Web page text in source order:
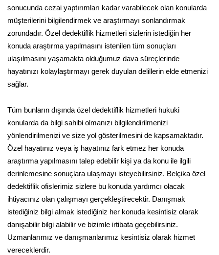
sonucunda cezai yaptırımları kadar varabilecek olan konularda
müşterilerini bilgilendirmek ve araştırmayı sonlandırmak
zorundadır. Özel dedektiflik hizmetleri sizlerin istediğin her
konuda araştırma yapılmasını istenilen tüm sonuçları
ulaşılmasını yaşamakta olduğumuz dava süreçlerinde
hayatınızı kolaylaştırmayı gerek duyulan delillerin elde etmenizi
sağlar.
Tüm bunların dışında özel dedektiflik hizmetleri hukuki
konularda da bilgi sahibi olmanızı bilgilendirilmenizi
yönlendirilmenizi ve size yol gösterilmesini de kapsamaktadır.
Özel hayatınız veya iş hayatınız fark etmez her konuda
araştırma yapılmasını talep edebilir kişi ya da konu ile ilgili
derinlemesine sonuçlara ulaşmayı isteyebilirsiniz. Belçika özel
dedektiflik ofislerimiz sizlere bu konuda yardımcı olacak
ihtiyacınız olan çalışmayı gerçekleştirecektir. Danışmak
istediğiniz bilgi almak istediğiniz her konuda kesintisiz olarak
danışabilir bilgi alabilir ve bizimle irtibata geçebilirsiniz.
Uzmanlarımız ve danışmanlarımız kesintisiz olarak hizmet
vereceklerdir.